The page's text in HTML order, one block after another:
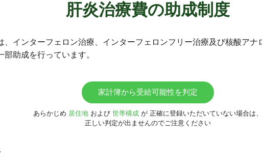
肝炎治療費の助成制度
、インターフェロン治療、インターフェロンフリー治療及び核酸アナ
部助成を行っています。
家計簿から受給可能性を判定
あらかじめ 居住地および 世帯構成が 正確に登録いただいていない場合は、
正しい判定が出ませんのでご注意ください